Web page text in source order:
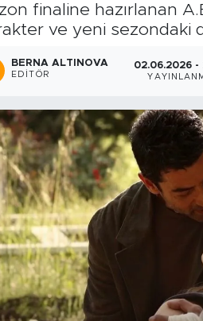
finaline hazırlanan
ve yeni sezondaki
BERNA ALTINOVA
EDITÖR
02.06.2026 -